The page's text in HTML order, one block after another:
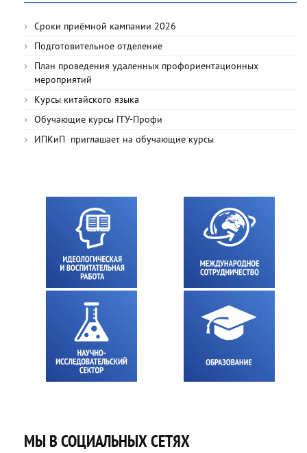
Сроки приёмной кампании 2026
Подготовительное отделение
План проведения удаленных профориентационных
мероприятий
Курсы китайского языка
Обучающие курсы ГГУ-Профи
ИПКиП приглашает на обучающие курсы
МЫ В СОЦИАЛЬНЫХ СЕТЯХ